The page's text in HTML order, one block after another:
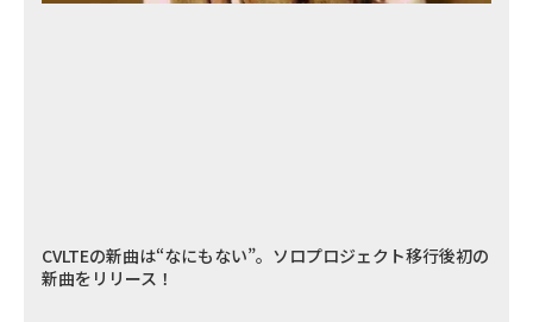
CVLTEの新曲は“なにもない”。ソロプロジェクト移行後初の
新曲をリリース！